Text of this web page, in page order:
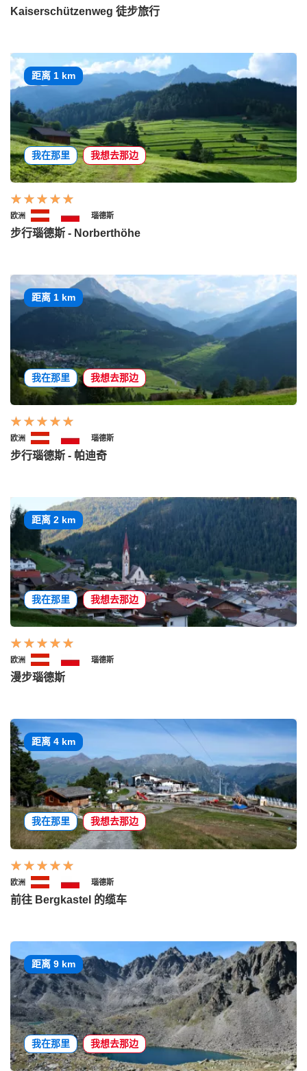
Kaiserschützenweg 徒步旅行
距离 1 km
我在那里 我想去那边
欧洲 瑙德斯
步行瑙德斯 - Norberthöhe
距离 1 km
我在那里 我想去那边
欧洲 瑙德斯
步行瑙德斯 - 帕迪奇
距离 2 km
我在那里 我想去那边
欧洲 瑙德斯
漫步瑙德斯
距离 4 km
我在那里 我想去那边
欧洲 瑙德斯
前往 Bergkastel 的缆车
距离 9 km
我在那里 我想去那边